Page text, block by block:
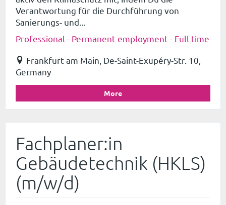
Verantwortung für die Durchführung von
Sanierungs- und...
Professional - Permanent employment - Full time
Frankfurt am Main, De-Saint-Exupéry-Str. 10,
Germany
More
Fachplaner:in
Gebäudetechnik (HKLS)
(m/w/d)